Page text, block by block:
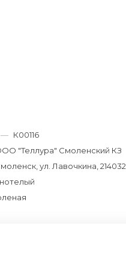
— К00116
"Теллура" Смоленский КЗ
ул. Лавочкина, 214032